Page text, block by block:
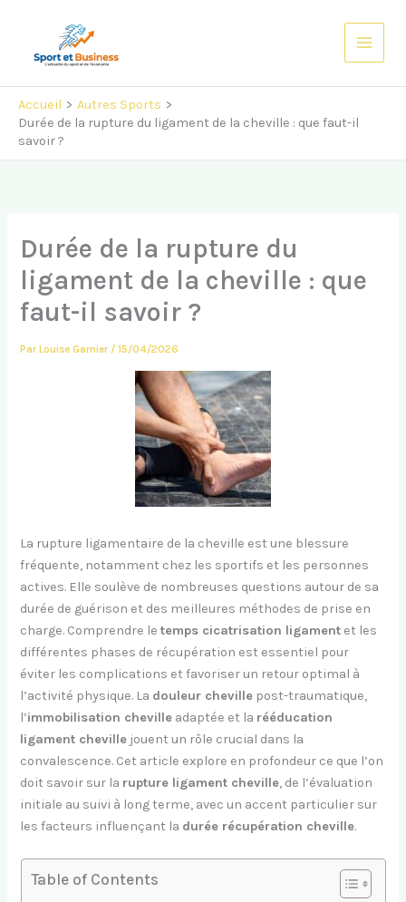
contenu
Accueil
Autres Sports
Durée de la rupture du ligament de la cheville : que faut-il
savoir ?
Durée de la rupture du
ligament de la cheville : que
faut-il savoir ?
ParLouise Garnier /15/04/2026
La rupture ligamentaire de la cheville est une blessure
fréquente, notamment chez les sportifs et les personnes
actives. Elle soulève de nombreuses questions autour de sa
durée de guérison et des meilleures méthodes de prise en
charge. Comprendre letemps cicatrisation ligament et les
différentes phases de récupération est essentiel pour
éviter les complications et favoriser un retour optimal à
l’activité physique. La douleur cheville post-traumatique,
l’immobilisation cheville adaptée et la rééducation
ligament cheville jouent un rôle crucial dans la
convalescence. Cet article explore en profondeur ce que l’on
doit savoir sur la rupture ligament cheville, de l’évaluation
initiale au suivi à long terme, avec un accent particulier sur
les facteurs influençant la durée récupération cheville.
Table of Contents